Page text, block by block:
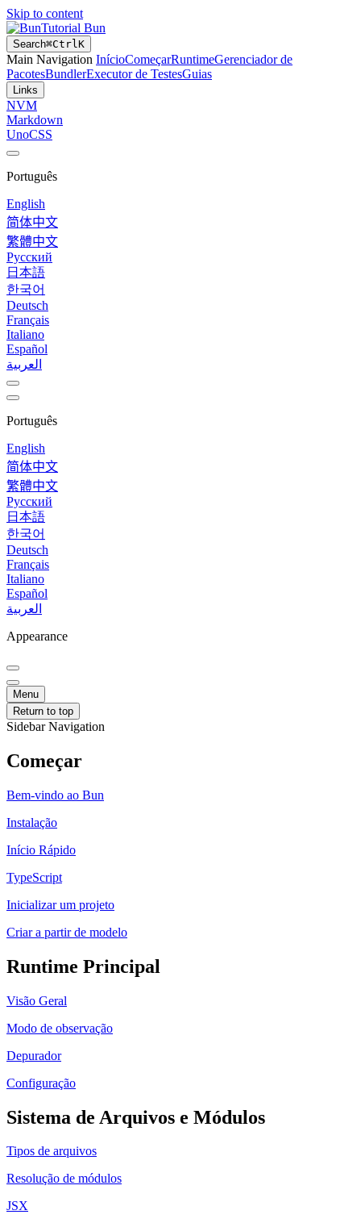
Skip to content
Tutorial Bun
Search⌘CtrlK
Main Navigation InícioComeçarRuntimeGerenciador de
PacotesBundlerExecutor de TestesGuias
Links
NVM
Markdown
UnoCSS
Português
English
简体中文
繁體中文
Русский
日本語
한국어
Deutsch
Français
Italiano
Español
العربية
Português
English
简体中文
繁體中文
Русский
日本語
한국어
Deutsch
Français
Italiano
Español
العربية
Appearance
Menu
Return to top
Sidebar Navigation
Começar
Bem-vindo ao Bun
Instalação
Início Rápido
TypeScript
Inicializar um projeto
Criar a partir de modelo
Runtime Principal
Visão Geral
Modo de observação
Depurador
Configuração
Sistema de Arquivos e Módulos
Tipos de arquivos
Resolução de módulos
JSX